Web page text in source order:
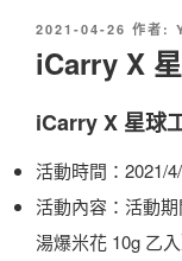
發
於
2021-04-26 作者:
iCarry X
iCarry X 星球
活動時間：2021/
活動內容：活動
湯爆米花 10g 乙入